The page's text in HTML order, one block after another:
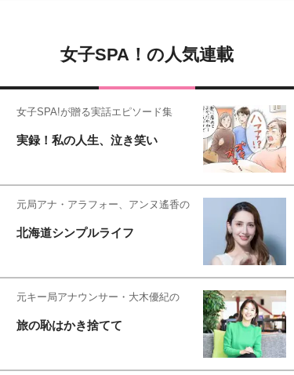
女子SPA！の人気連載
女子SPA!が贈る実話エピソード集
実録！私の人生、泣き笑い
元局アナ・アラフォー、アンヌ遙香の
北海道シンプルライフ
元キー局アナウンサー・大木優紀の
旅の恥はかき捨てて